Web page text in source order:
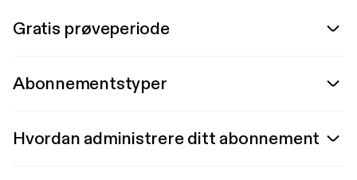
Gratis prøveperiode
Abonnementstyper
Hvordan administrere ditt abonnement